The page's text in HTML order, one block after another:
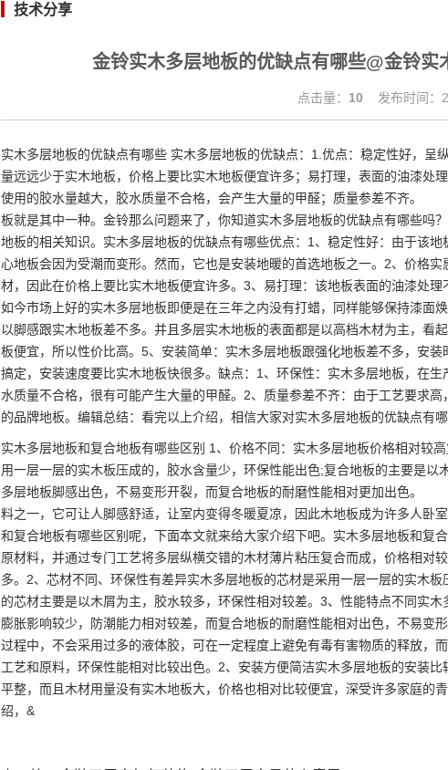
技术分享
金铃实木多层地板的优缺点有哪些@金铃实
点击量： 10 发布时间：
实木多层地板的优缺点有哪些 实木多层地板的优缺点：1.优点：稳定性好，呈
量远远少于实木地板，价格上要比实木地板便宜许多；易打理，表面的油漆处
使用的胶水量越大，胶水质量不合格，会产生大量的甲醛；质量参差
板就是其中一种。金铃那么问题来了，你知道实木多层地板的优缺点有哪些吗
地板的相关知识。实木多层地板的优缺点有哪些优点：1、稳定性好：由于该
心地板会因为受潮而变形。然而，它也是安装地暖的首选地板之一。2、价格
材，因此在价格上要比实木地板便宜许多。3、易打理：该地板表面的油漆处
如今市场上好的实木多层地板即便是在三年之内没有打蜡，同样能够保持漆面
以脚感跟实木地板差不多。并且多层实木地板的表面都是以高档木材为主，看
板便宜，所以性价比高。5、安装简单：实木多层地板跟强化地板差不多，安
搞定，安装速度要比实木地板快很多。缺点：1、环保性：实木多层地板，在
水质量不合格，很有可能产生大量的甲醛。2、质量参差不齐：由于工艺要求
的品牌地板。编辑总结：看完以上介绍，相信大家对实木多层地板的优缺点有哪
实木多层地板和复合地板有哪些区别 1、价格不同：实木多层地板价格相对较
用一层一层的实木板压成的，胶水含量少，环保性能出色;复合地板的主要是
多层地板脚感出色，不易变形开裂，而复合地板的耐磨性能相对更加
料之一，它可让人脚感舒适，让室内变得冬暖夏凉，因此木地板成为许多人卧
和复合地板有哪些区别呢，下面本文就来给大家介绍下吧。实木多层地板和复
原材料，并通过专门工艺将多层纵横交错的木材薄片粘压复合而成，价格相对
多。2、芯材不同、环保性有差异实木多层地板的芯材是采用一层一层的实木
的芯材主要是以木屑为主，胶水较多，环保性相对较差。3、性能特点不同实
膨胀影响较少，防潮能力相对较差，而复合地板的耐磨性能相对出色，不易变
过程中，不会采用过多的液体胶，可在一定程度上避免有毒有害物质的释放，
工艺和原料，环保性能相对比较出色。2、安装方便简洁实木多层地板的安装
平整，而且木材用量没有实木地板大，价格也相对比较便宜，深受许多家庭的
绍，&